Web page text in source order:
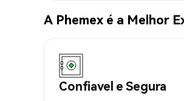
A Phemex é a Melhor
Confiavel e Segura